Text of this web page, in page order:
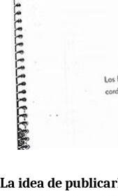
La idea de